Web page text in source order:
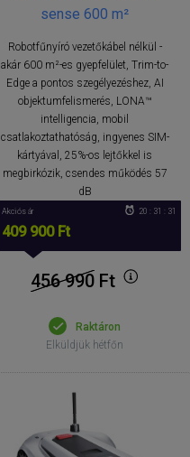
sense 600 m²
Robotfűnyíró vezetőkábel nélkül -
akár 600 m²-es gyepfelület, Trim-to-
Edge a pontos szegélyezéshez, AI
objektumfelismerés, LONA™
intelligencia, mobil
csatlakoztathatóság, ingyenes SIM-
kártyával, 25%-os lejtőkkel is
megbirkózik, csendes működés 57
dB
Akciós ár
409 900 Ft
20 : 31 : 30
456 990 Ft
Raktáron
Elküldjük hétfőn